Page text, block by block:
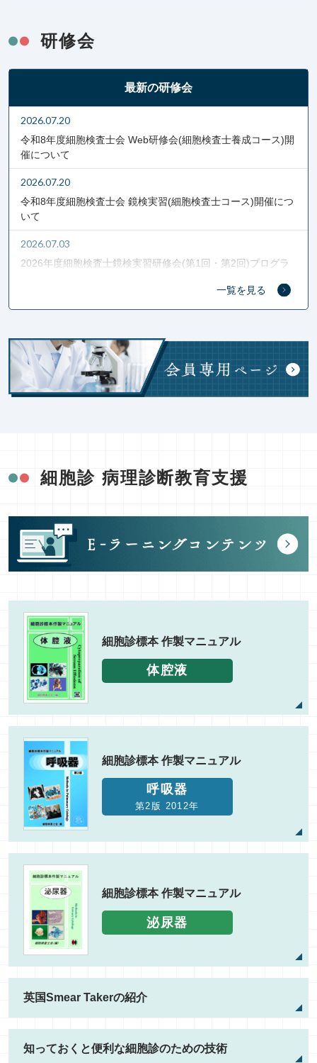
研修会
最新の研修会
2026.07.20
令和8年度細胞検査士会 Web研修会(細胞検査士養成コース)開
催について
2026.07.20
令和8年度細胞検査士会 鏡検実習(細胞検査士コース)開催につ
いて
2026.07.03
2026年度細胞検査士鏡検実習研修会(第1回・第2回)プログラ
2025.11.27
2025年度 細胞検査士会鏡検実習研修会（実践コース）『各
種LBC標本および規約改定に伴う細胞像の見方』についての
一覧を見る
細胞診 病理診断教育支援
細胞診標本作製マニュアル
体腔液
細胞診標本作製マニュアル
呼吸器
第2版 2012年
細胞診標本作製マニュアル
泌尿器
英国Smear Takerの紹介
知っておくと便利な細胞診のための技術